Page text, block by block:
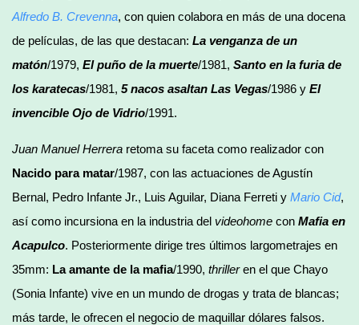
Alfredo B. Crevenna, con quien colabora en más de una docena
de películas, de las que destacan: La venganza de un
matón/1979, El puño de la muerte/1981, Santo en la furia de
los karatecas/1981, 5 nacos asaltan Las Vegas/1986 y El
invencible Ojo de Vidrio/1991.
Juan Manuel Herrera retoma su faceta como realizador con
Nacido para matar/1987, con las actuaciones de Agustín
Bernal, Pedro Infante Jr., Luis Aguilar, Diana Ferreti y Mario Cid,
así como incursiona en la industria del videohome con Mafia en
Acapulco. Posteriormente dirige tres últimos largometrajes en
35mm: La amante de la mafia/1990, thrilleren el que Chayo
(Sonia Infante) vive en un mundo de drogas y trata de blancas;
más tarde, le ofrecen el negocio de maquillar dólares falsos.